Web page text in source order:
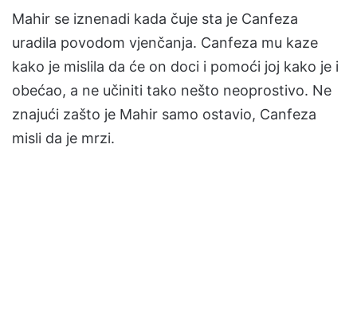
Mahir se iznenadi kada čuje sta je Canfeza
uradila povodom vjenčanja. Canfeza mu kaze
kako je mislila da će on doci i pomoći joj kako je i
obećao, a ne učiniti tako nešto neoprostivo. Ne
znajući zašto je Mahir samo ostavio, Canfeza
misli da je mrzi.